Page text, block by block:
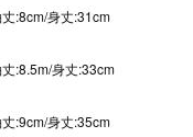
:8cm/身丈:31cm
:8.5m/身丈:33cm
:9cm/身丈:35cm